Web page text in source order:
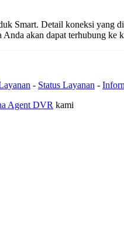
Smart. Detail koneksi yang
akan dapat terhubung ke
- Status Layanan -
Agent DVR kami